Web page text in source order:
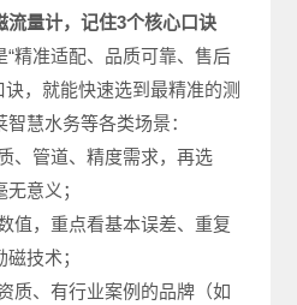
流量计，记住3个核心口诀
精准适配、品质可靠、售后
，就能快速选到最精准的测
慧水务等各类场景：
、管道、精度需求，再选
意义；
值，重点看基本误差、重复
技术；
质、有行业案例的品牌（如